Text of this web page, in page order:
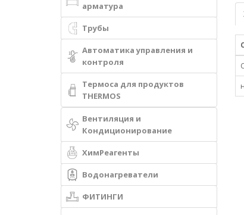
арматура
Трубы
Автоматика управления и
контроля
Термоса для продуктов
THERMOS
Вентиляция и
Кондиционирование
ХимРеагенты
Водонагреватели
ФИТИНГИ